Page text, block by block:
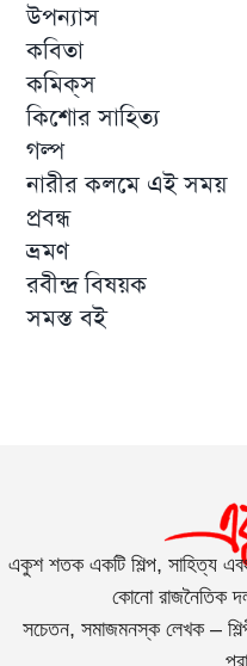
উপন্যাস
কবিতা
কমিক্‌স
কিশোর সাহিত্য
গল্প
নারীর কলমে এই সময়
প্রবন্ধ
ভ্রমণ
রবীন্দ্র বিষয়ক
সমস্ত বই
একুশ শতক একটি শিল্প, সাহিত্য
কোনো রাজনৈতিক
সচেতন, সমাজমনস্ক লেখক –